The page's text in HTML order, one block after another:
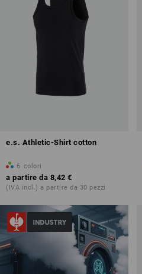
e.s. Athletic-Shirt cotton
6 colori
a partire da 8,42 €
(IVA incl.) a partire da 30 pezzi